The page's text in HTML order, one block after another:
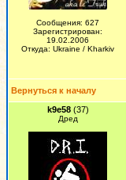
Сообщения: 627
Зарегистрирован:
19.02.2006
Откуда: Ukraine / Kharkiv
Вернуться к началу
k9e58(37)
Дред